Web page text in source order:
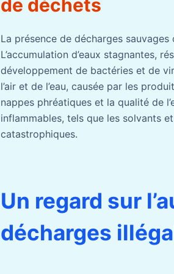
de déchets
La présence de décharges
L’accumulation d’eaux stagnantes,
développement de bactéries et de
l’air et de l’eau, causée par les
nappes phréatiques et la qualité de
inflammables, tels que les solvants
catastrophiques.
Un regard sur
décharges